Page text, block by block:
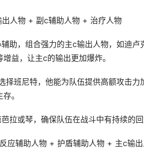
出人物 + 副c辅助人物 + 治疗人物
助，组合强力的主c输出人物，如迪
益，让主c的输出更加爆炸。
择班尼特，他能为队伍提供高额攻击
。
拉或琴，确保队伍在战斗中有持续的
应辅助人物 + 护盾辅助人物 + 主c输